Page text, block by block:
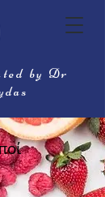
by Dr